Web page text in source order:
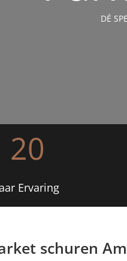
DÉ
20
Ervaring
schuren